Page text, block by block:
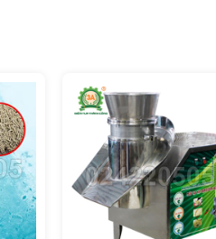
nguồn thức ăn cho đàn
ăn cho vật nuôi là yếu tố
thức ăn cho vật nuôi thường
lượng dinh dưỡng cho vật
chi phí đầu tư lớn, lợi nhuận